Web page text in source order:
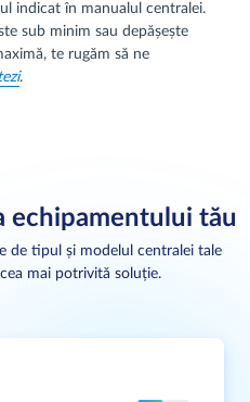
indicat în manualul centralei.
sub minim sau depășește
te rugăm să ne
.
echipamentului tău
de tipul și modelul centralei tale
mai potrivită soluție.